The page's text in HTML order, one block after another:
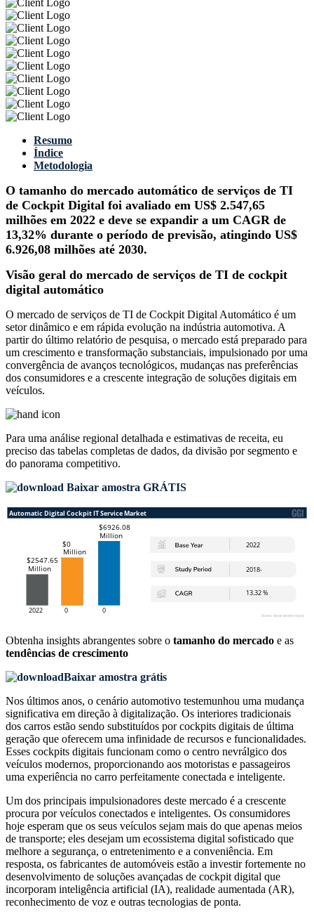
Resumo
Índice
Metodologia
O tamanho do mercado automático de serviços de TI
de Cockpit Digital foi avaliado em US$ 2.547,65
milhões em 2022 e deve se expandir a um CAGR de
13,32% durante o período de previsão, atingindo US$
6.926,08 milhões até 2030.
Visão geral do mercado de serviços de TI de cockpit
digital automático
O mercado de serviços de TI de Cockpit Digital Automático é um
setor dinâmico e em rápida evolução na indústria automotiva. A
partir do último relatório de pesquisa, o mercado está preparado para
um crescimento e transformação substanciais, impulsionado por uma
convergência de avanços tecnológicos, mudanças nas preferências
dos consumidores e a crescente integração de soluções digitais em
veículos.
Para uma análise regional detalhada e estimativas de receita, eu
preciso das tabelas completas de dados, da divisão por segmento e
do panorama competitivo.
Baixar amostra GRÁTIS
Obtenha insights abrangentes sobre o tamanho do mercado e as
tendências de crescimento
Baixar amostra grátis
Nos últimos anos, o cenário automotivo testemunhou uma mudança
significativa em direção à digitalização. Os interiores tradicionais
dos carros estão sendo substituídos por cockpits digitais de última
geração que oferecem uma infinidade de recursos e funcionalidades.
Esses cockpits digitais funcionam como o centro nevrálgico dos
veículos modernos, proporcionando aos motoristas e passageiros
uma experiência no carro perfeitamente conectada e inteligente.
Um dos principais impulsionadores deste mercado é a crescente
procura por veículos conectados e inteligentes. Os consumidores
hoje esperam que os seus veículos sejam mais do que apenas meios
de transporte; eles desejam um ecossistema digital sofisticado que
melhore a segurança, o entretenimento e a conveniência. Em
resposta, os fabricantes de automóveis estão a investir fortemente no
desenvolvimento de soluções avançadas de cockpit digital que
incorporam inteligência artificial (IA), realidade aumentada (AR),
reconhecimento de voz e outras tecnologias de ponta.